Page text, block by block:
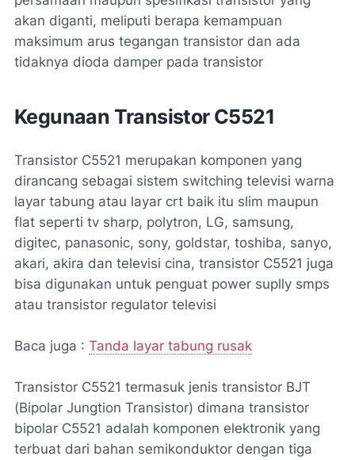
akan diganti, meliputi berapa kemampuan
maksimum arus tegangan transistor dan ada
tidaknya dioda damper pada transistor
Kegunaan Transistor C5521
Transistor C5521 merupakan komponen yang
dirancang sebagai sistem switching televisi warna
layar tabung atau layar crt baik itu slim maupun
flat seperti tv sharp, polytron, LG, samsung,
digitec, panasonic, sony, goldstar, toshiba, sanyo,
akari, akira dan televisi cina, transistor C5521 juga
bisa digunakan untuk penguat power suplly smps
atau transistor regulator televisi
Baca juga : Tanda layar tabung rusak
Transistor C5521 termasuk jenis transistor BJT
(Bipolar Jungtion Transistor) dimana transistor
bipolar C5521 adalah komponen elektronik yang
terbuat dari bahan semikonduktor dengan tiga